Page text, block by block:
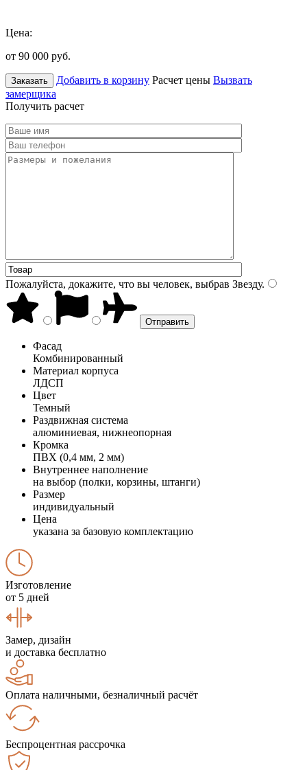
Цена:
от 90 000 руб.
Заказать Добавить в корзину Расчет цены Вызвать
замерщика
Получить расчет
Пожалуйста, докажите, что вы человек, выбрав Звезду.
Фасад
Комбинированный
Материал корпуса
ЛДСП
Цвет
Темный
Раздвижная система
алюминиевая, нижнеопорная
Кромка
ПВХ (0,4 мм, 2 мм)
Внутреннее наполнение
на выбор (полки, корзины, штанги)
Размер
индивидуальный
Цена
указана за базовую комплектацию
Изготовление
от 5 дней
Замер, дизайн
и доставка бесплатно
Оплата наличными, безналичный расчёт
Беспроцентная рассрочка